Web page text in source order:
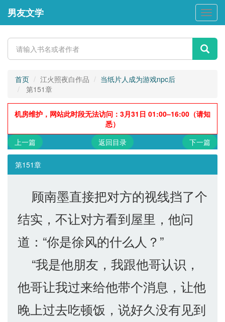
男
友
学
男友文学
首页 江火照夜白作品
当纸片人成为游戏npc后
第151章
机房维护，网站此时段无法访问：3月31日 01:00–16:00（请知
悉）
上一篇
返回目录 下一篇
第151章
顾南墨直接把对方的视线挡了个
结实，不让对方看到屋里，他问
道：“你是徐风的什么人？”
“我是他朋友，我跟他哥认识，
他哥让我过来给他带个消息，让他
晚上过去吃顿饭，说好久没有见到